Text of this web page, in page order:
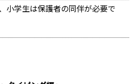
小学生は保護者の同伴が必要で